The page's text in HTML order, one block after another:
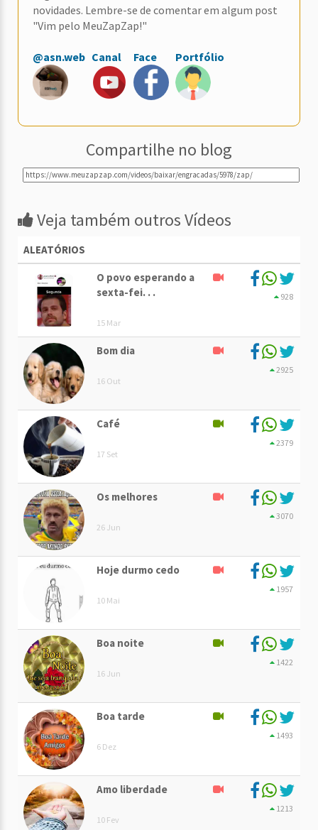
novidades. Lembre-se de comentar em algum post
"Vim pelo MeuZapZap!"
@asn.web Canal Face Portfólio
Compartilhe no blog
Veja também outros Vídeos
ALEATÓRIOS
O povo esperando a
sexta-fei. . .
15 Mar
928
Bom dia
16 Out
2925
Café
17 Set
2379
Os melhores
26 Jun
3070
Hoje durmo cedo
10 Mai
1957
Boa noite
16 Jun
1422
Boa tarde
6 Dez
1493
Amo liberdade
10 Fev
1213